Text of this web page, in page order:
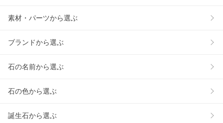
素材・パーツから選ぶ
ブランドから選ぶ
石の名前から選ぶ
石の色から選ぶ
誕生石から選ぶ